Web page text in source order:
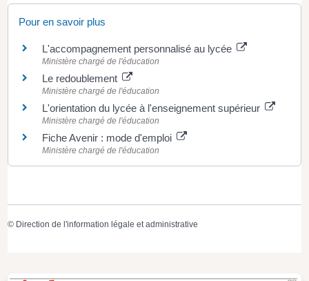
Pour en savoir plus
L'accompagnement personnalisé au lycée
Ministère chargé de l'éducation
Le redoublement
Ministère chargé de l'éducation
L'orientation du lycée à l'enseignement supérieur
Ministère chargé de l'éducation
Fiche Avenir : mode d'emploi
Ministère chargé de l'éducation
© Direction de l'information légale et administrative